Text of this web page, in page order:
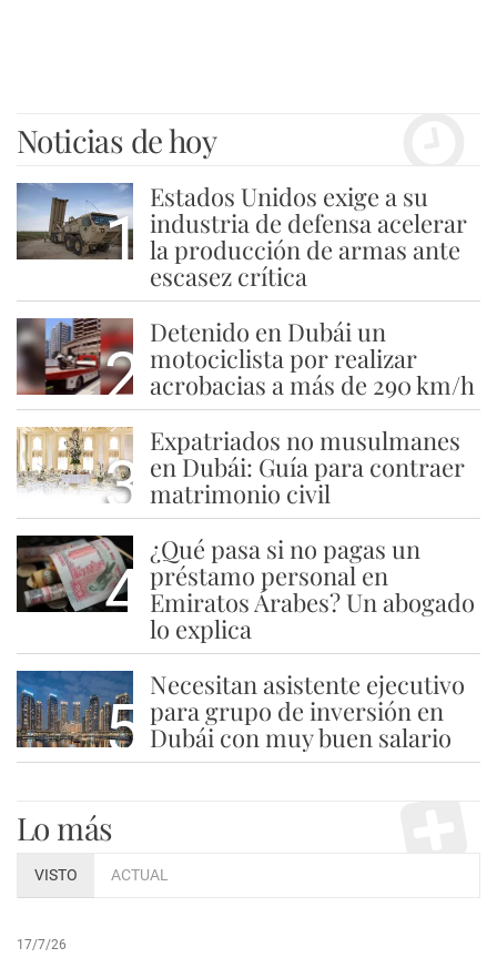
Noticias de hoy
1
Estados Unidos exige a su
industria de defensa acelerar
la producción de armas ante
escasez crítica
2
Detenido en Dubái un
motociclista por realizar
acrobacias a más de 290 km/h
3
Expatriados no musulmanes
en Dubái: Guía para contraer
matrimonio civil
4
¿Qué pasa si no pagas un
préstamo personal en
Emiratos Árabes? Un abogado
lo explica
5
Necesitan asistente ejecutivo
para grupo de inversión en
Dubái con muy buen salario
Lo más
VISTO ACTUAL
17/7/26